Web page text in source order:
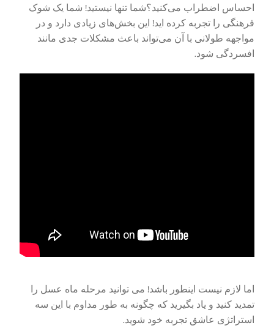
احساس اضطراب می‌کنید؟شما تنها نیستید! شما یک شوک
فرهنگی را تجربه کرده اید! این بخش‌های زیادی دارد و در
مواجهه طولانی با آن می‌تواند باعث مشکلات جدی مانند
افسردگی شود.
اما لازم نیست اینطور باشد! می توانید مرحله ماه عسل را
تمدید کنید و یاد بگیرید که چگونه به طور مداوم با این سه
استراتژی عاشق تجربه خود شوید.